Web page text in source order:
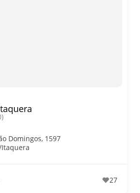
Domingos, 1597
27